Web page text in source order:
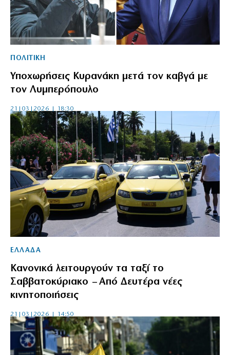
ΠΟΛΙΤΙΚΗ
Υποχωρήσεις Κυρανάκη μετά τον καβγά με
τον Λυμπερόπουλο
21|03|2026 | 18:30
ΕΛΛΑΔΑ
Κανονικά λειτουργούν τα ταξί το
Σαββατοκύριακο – Από Δευτέρα νέες
κινητοποιήσεις
21|03|2026 | 14:50